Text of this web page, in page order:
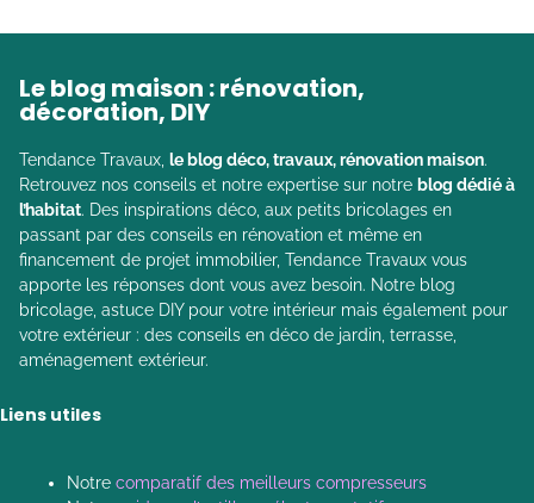
Le blog maison : rénovation,
décoration, DIY
Tendance Travaux, le blog déco, travaux, rénovation maison.
Retrouvez nos conseils et notre expertise sur notre blog dédié à
l’habitat. Des inspirations déco, aux petits bricolages en
passant par des conseils en rénovation et même en
financement de projet immobilier, Tendance Travaux vous
apporte les réponses dont vous avez besoin. Notre blog
bricolage, astuce DIY pour votre intérieur mais également pour
votre extérieur : des conseils en déco de jardin, terrasse,
aménagement extérieur.
Liens utiles
Notre comparatif des meilleurs compresseurs